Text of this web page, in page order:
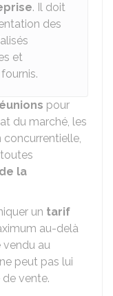
. Il doit
des
et
pour
du marché, les
concurrentielle,
la
un tarif
au-delà
vendu au
peut pas lui
vente.